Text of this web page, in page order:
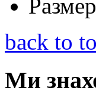
back to
Ми